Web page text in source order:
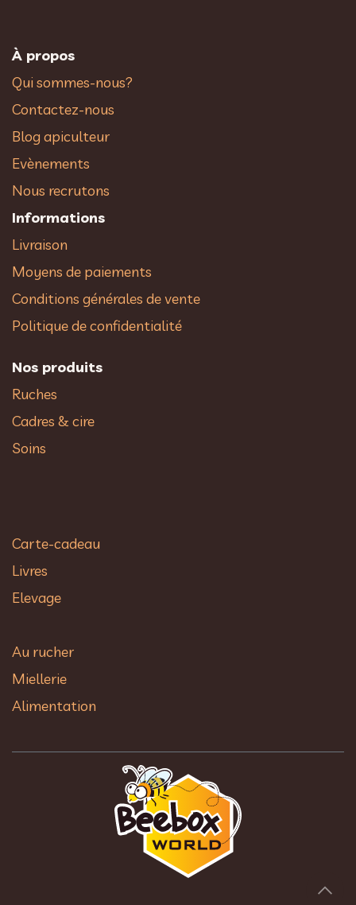
À propos
Qui sommes-nous?
Contactez-nous
Blog apiculteur
Evènements
Nous recrutons
Informations
Livraison
Moyens de paiements
Conditions générales de vente
Politique de confidentialité
Nos produits
Ruches
Cadres & cire
Soins
Carte-cadeau
Livres
Elevage
Au rucher​
Miellerie
Alimentation